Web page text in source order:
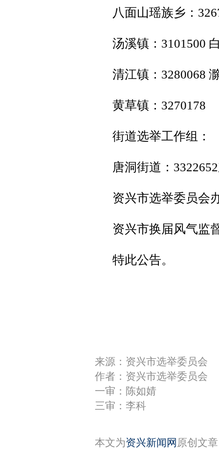
八面山瑶族乡：
汤溪镇：3101500
清江镇：3280068
黄草镇：3270178
街道选举工作组：
唐洞街道：
资兴市选举委员会
资兴市换届风气监
特此公告。
来源：资兴市选举委员会
作者：资兴市选举委员会
一审：陈如婧
三审：李科
本文为资兴新闻网 原创文